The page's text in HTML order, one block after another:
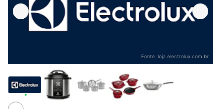
Fonte: loja.electrolux.com.br